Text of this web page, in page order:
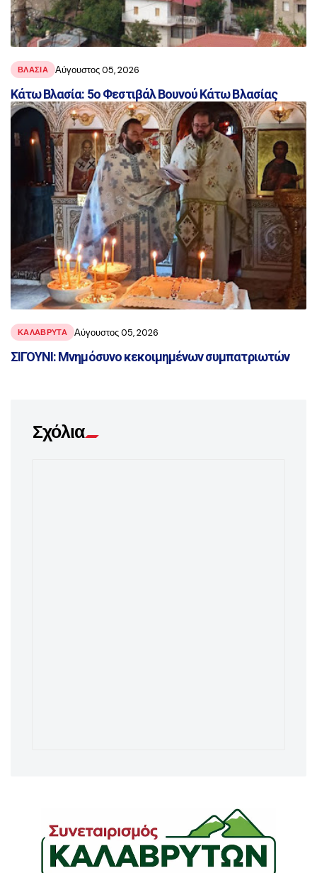
ΒΛΑΣΊΑ Αύγουστος 05, 2026
Κάτω Βλασία: 5ο Φεστιβάλ Βουνού Κάτω Βλασίας
ΚΑΛΑΒΡΥΤΑ Αύγουστος 05, 2026
ΣΙΓΟΥΝΙ: Μνημόσυνο κεκοιμημένων συμπατριωτών
Σχόλια